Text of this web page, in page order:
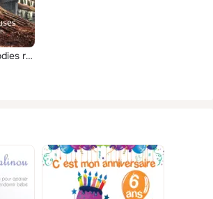
Les plus belles mélodies religieuses à la guitare